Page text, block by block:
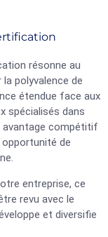
résonne au
polyvalence de
étendue face aux
spécialisés dans
avantage compétitif
opportunité de
entreprise, ce
revu avec le
et diversifie